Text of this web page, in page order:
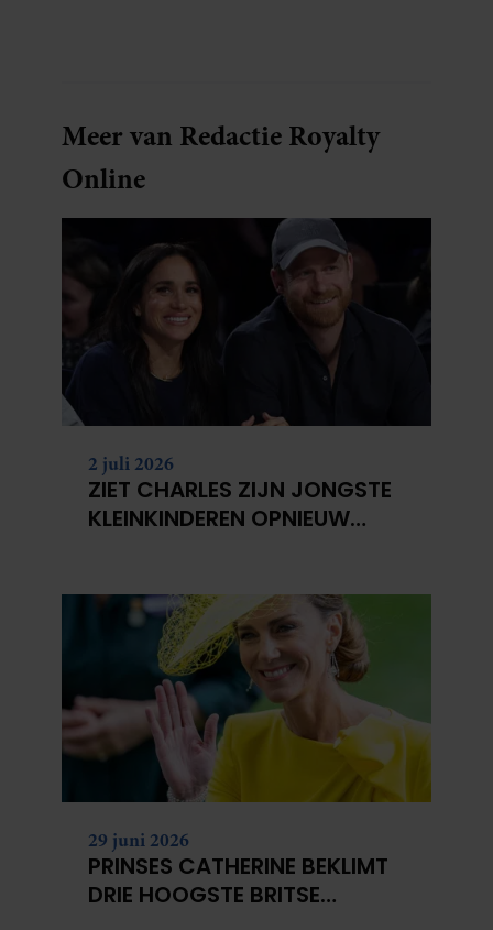
Meer van Redactie Royalty
Online
2 juli 2026
ZIET CHARLES ZIJN JONGSTE
KLEINKINDEREN OPNIEUW
29 juni 2026
PRINSES CATHERINE BEKLIMT
DRIE HOOGSTE BRITSE